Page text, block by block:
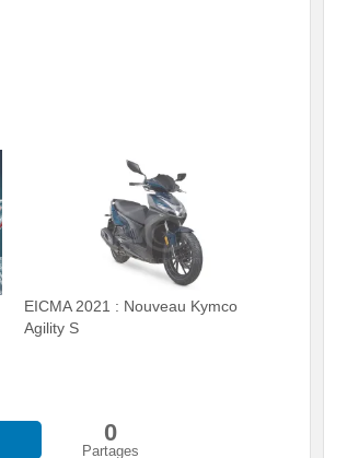
EICMA 2021 : Nouveau Kymco
Agility S
0
Partages